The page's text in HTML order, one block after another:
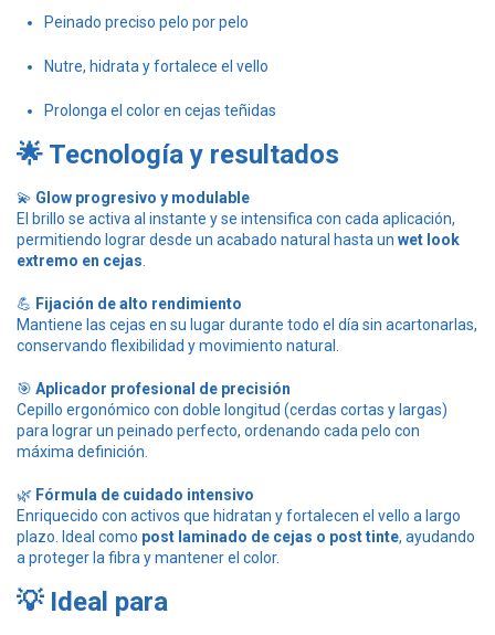
Peinado preciso pelo por pelo
Nutre, hidrata y fortalece el vello
Prolonga el color en cejas teñidas
🌟 Tecnología y resultados
💫 Glow progresivo y modulable
El brillo se activa al instante y se intensifica con cada aplicación,
permitiendo lograr desde un acabado natural hasta un wet look
extremo en cejas
💪 Fijación de alto rendimiento
Mantiene las cejas en su lugar durante todo el día sin acartonarlas,
conservando flexibilidad y movimiento natural.
🎯 Aplicador profesional de precisión
Cepillo ergonómico con doble longitud (cerdas cortas y largas)
para lograr un peinado perfecto, ordenando cada pelo con
máxima definición.
🌿 Fórmula de cuidado intensivo
Enriquecido con activos que hidratan y fortalecen el vello a largo
plazo. Ideal como post laminado de cejas o post tinte, ayudando
a proteger la fibra y mantener el color.
💡 Ideal para